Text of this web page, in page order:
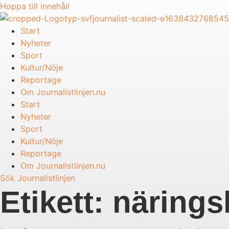
Hoppa till innehåll
Start
Nyheter
Sport
Kultur/Nöje
Reportage
Om Journalistlinjen.nu
Start
Nyheter
Sport
Kultur/Nöje
Reportage
Om Journalistlinjen.nu
Sök Journalistlinjen
Etikett: